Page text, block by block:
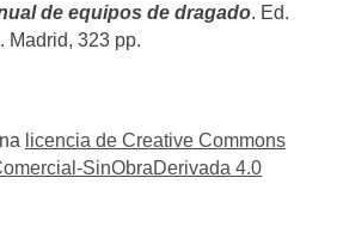
de equipos de dragado. Ed.
Madrid, 323 pp.
licencia de Creative Commons
SinObraDerivada 4.0